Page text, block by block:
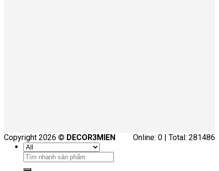
Online: 0 | Total: 281486
Copyright 2026 © DECOR3MIEN
Tìm